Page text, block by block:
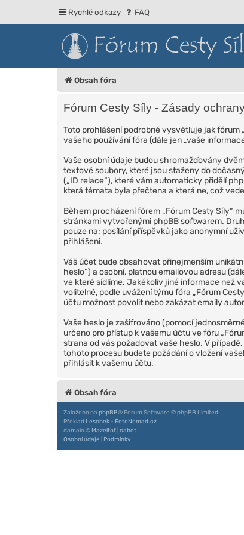
Rychlé odkazy FAQ
Obsah fóra
Fórum Cesty Síly - Zásady
Toto prohlášení podrobně vysvětluje jak fórum
vašeho používání fóra (dále jen „vaše
Vaše osobní údaje budou shromažďovány
textové soubory, které jsou staženy do
(„ID relace“), které vám automaticky přidělí
která témata byla přečtena a která ne, což
Během procházení fórem „Fórum Cesty Síly“
stránkami vytvořenými phpBB softwarem.
pouze na: posílání příspěvků jako anonymní
přihlášeni.
Váš účet bude obsahovat přinejmenším
heslo“) a osobní, platnou emailovou adresu
ve které sídlíme. Jakékoliv jiné informace než
volitelné, podle uvážení týmu fóra „Fórum
účtu možnost povolit nebo zakázat emaily
Vaše heslo je zašifrováno (pomocí
určeno pro přístup k vašemu účtu ve fóru
strana od vás požadovat vaše heslo. V
tohoto procesu budete požádání o vložení
přihlásit k vašemu účtu.
Obsah fóra
Založeno na phpBB® Forum Software © phpBB Limited
Překlad Leschek - FotoNomad.cz
damaïo © Mazeltof cabot
Osobní údaje
Podmínky